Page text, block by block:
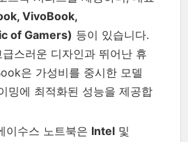
VivoBook,
of Gamers) 등이 있습니다.
스러운 디자인과 뛰어난 휴
은 가성비를 중시한 모델
밍에 최적화된 성능을 제공합
이수스 노트북은 Intel 및